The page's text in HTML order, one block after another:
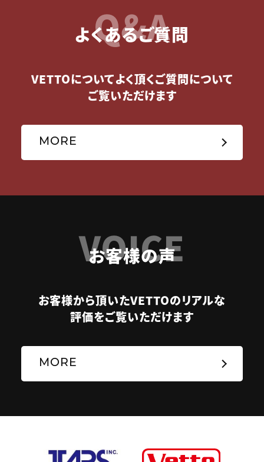
Q&A
よくあるご質問
VETTOについてよく頂くご質問について
ご覧いただけます
MORE
VOICE
お客様の声
お客様から頂いたVETTOのリアルな
評価をご覧いただけます
MORE